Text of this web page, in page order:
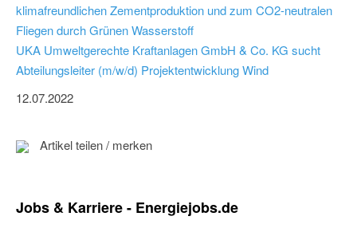
klimafreundlichen Zementproduktion und zum CO2-neutralen
Fliegen durch Grünen Wasserstoff
UKA Umweltgerechte Kraftanlagen GmbH & Co. KG sucht
Abteilungsleiter (m/w/d) Projektentwicklung Wind
12.07.2022
Artikel teilen / merken
Jobs & Karriere - Energiejobs.de